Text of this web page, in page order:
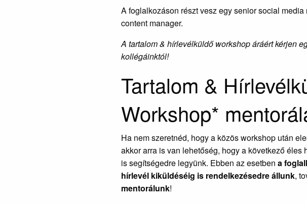
A foglalkozáson részt vesz egy senior social media
content manager.
A tartalom & hírlevélküldő workshop áráért kérjen
kollégáinktól!
Tartalom &
Workshop*
Ha nem szeretnéd, hogy a közös workshop után
akkor arra is van lehetőség, hogy a következő éles
is segítségedre legyünk. Ebben az esetben a
hírlevél kiküldéséig is rendelkezésedre állunk,
mentorálunk!